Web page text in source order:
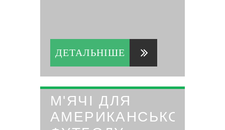
ДЕТАЛЬНІШЕ
М'ЯЧІ ДЛЯ
АМЕРИКАНСЬКОГО